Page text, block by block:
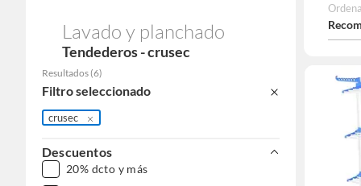
Lavado y planchado
Tendederos - crusec
Resultados (6)
Filtro seleccionado
crusec
Descuentos
20% dcto y más